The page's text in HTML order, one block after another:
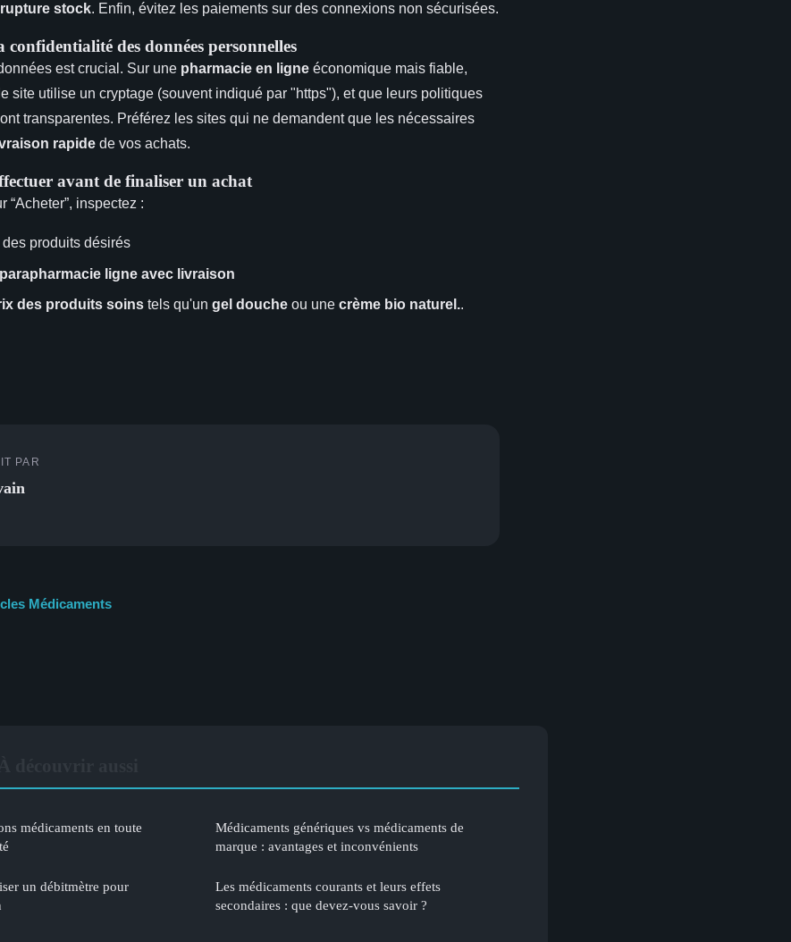
rupture stock. Enfin, évitez les paiements sur des connexions non sécurisées.
des données personnelles
est crucial. Sur une pharmacie en ligne économique mais fiable,
site utilise un cryptage (souvent indiqué par "https"), et que leurs politiques
transparentes. Préférez les sites qui ne demandent que les nécessaires
rapide de vos achats.
avant de finaliser un achat
“Acheter”, inspectez :
produits désirés
parapharmacie ligne avec livraison
des produits soins tels qu'un gel douche ou une crème bio naturel..
PAR
Médicaments
médicaments en toute
un débitmètre pour
Médicaments génériques vs médicaments de
marque : avantages et inconvénients
Les médicaments courants et leurs effets
secondaires : que devez-vous savoir ?